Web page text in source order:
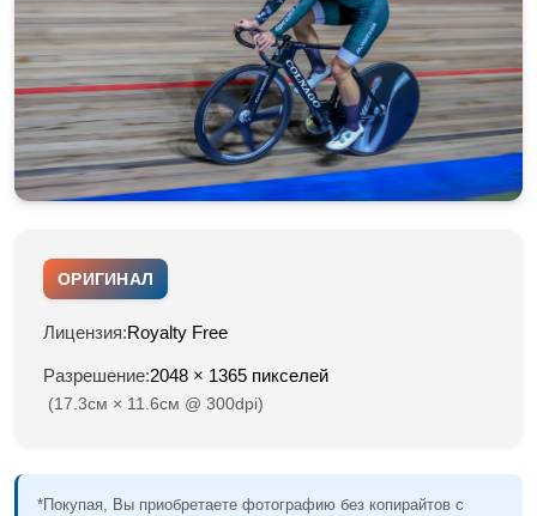
ОРИГИНАЛ
Лицензия:Royalty Free
Разрешение:2048 × 1365 пикселей
(17.3см × 11.6см @ 300dpi)
*Покупая, Вы приобретаете фотографию без копирайтов с